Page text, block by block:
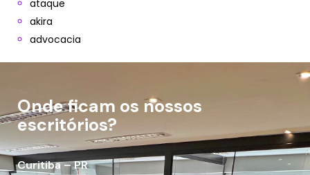
ataque
akira
advocacia
Onde ficam os nossos
escritórios?
Curitiba – PR